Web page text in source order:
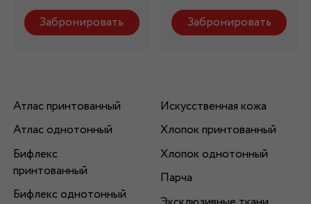
Забронировать Забронировать
Атлас принтованный
Атлас однотонный
Бифлекс
принтованный
Бифлекс однотонный
Искусственная кожа
Хлопок принтованный
Хлопок однотонный
Парча